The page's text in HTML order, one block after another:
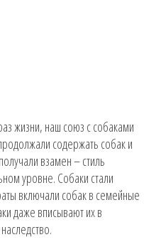
жизни, наш союз с собаками
содержать собак и
взамен – стиль
уровне. Собаки стали
включали собак в семейные
даже вписывают их в